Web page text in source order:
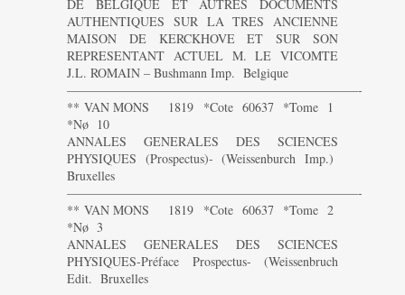
DE BELGIQUE ET AUTRES DOCUMENTS
AUTHENTIQUES SUR LA TRES ANCIENNE
MAISON DE KERCKHOVE ET SUR SON
REPRESENTANT ACTUEL M. LE VICOMTE
J.L. ROMAIN – Bushmann Imp. Belgique
———————————————————————-
** VAN MONS 1819 *Cote 60637 *Tome 1
*Nø 10
ANNALES GENERALES DES SCIENCES
PHYSIQUES (Prospectus)- (Weissenburch Imp.)
Bruxelles
———————————————————————-
** VAN MONS 1819 *Cote 60637 *Tome 2
*Nø 3
ANNALES GENERALES DES SCIENCES
PHYSIQUES-Préface Prospectus- (Weissenbruch
Edit. Bruxelles